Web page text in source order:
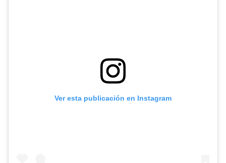
Ver esta publicación en Instagram